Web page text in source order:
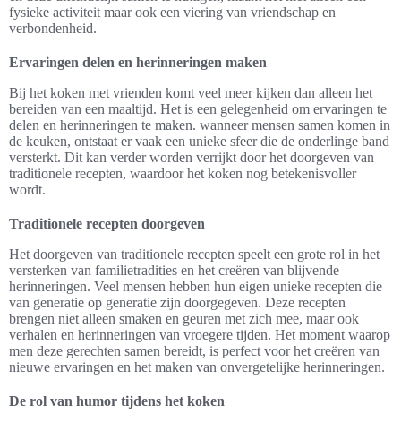
fysieke activiteit maar ook een viering van vriendschap en
verbondenheid.
Ervaringen delen en herinneringen maken
Bij het koken met vrienden komt veel meer kijken dan alleen het
bereiden van een maaltijd. Het is een gelegenheid om ervaringen te
delen en herinneringen te maken. wanneer mensen samen komen in
de keuken, ontstaat er vaak een unieke sfeer die de onderlinge band
versterkt. Dit kan verder worden verrijkt door het doorgeven van
traditionele recepten, waardoor het koken nog betekenisvoller
wordt.
Traditionele recepten doorgeven
Het doorgeven van traditionele recepten speelt een grote rol in het
versterken van familietradities en het creëren van blijvende
herinneringen. Veel mensen hebben hun eigen unieke recepten die
van generatie op generatie zijn doorgegeven. Deze recepten
brengen niet alleen smaken en geuren met zich mee, maar ook
verhalen en herinneringen van vroegere tijden. Het moment waarop
men deze gerechten samen bereidt, is perfect voor het creëren van
nieuwe ervaringen en het maken van onvergetelijke herinneringen.
De rol van humor tijdens het koken